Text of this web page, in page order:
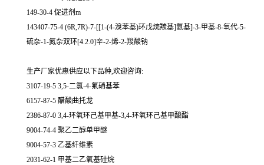
149-30-4 促进剂m
143407-75-4 (6R,7R)-7-[[1-(4-溴苯基)环戊烷羰基]氨基]-3-甲基-8-氧代-5-
硫杂-1-氮杂双环[4.2.0]辛-2-烯-2-羧酸钠
生产厂家优惠供应以下品种,欢迎咨询:
3107-19-5 3,5-二氯-4-氟硝基苯
6157-87-5 醋酸曲托龙
2386-87-0 3,4-环氧环己基甲基-3,4-环氧环己基甲酸酯
9004-74-4 聚乙二醇单甲醚
9004-57-3 乙基纤维素
2031-62-1 甲基二乙氧基硅烷